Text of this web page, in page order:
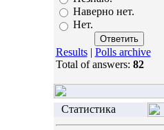
Наверно нет.
Нет.
Results| Polls archive
Total of answers: 82
Статистика